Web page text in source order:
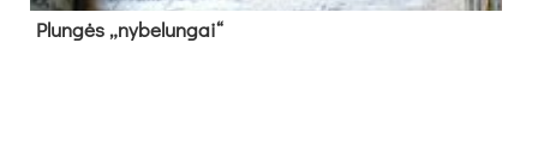
Plun­gės „ny­be­lun­gai“